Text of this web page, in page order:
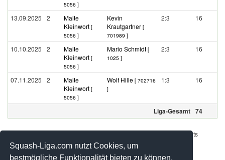
Squash-Liga.com nutzt Cookies, um
bestmögliche Funktionalität bieten zu können.
5056 ]
13.09.2025 2
Malte
Kleinwort [
5056 ]
Kevin
Krautgartner [
701989 ]
2:3 16
10.10.2025 2
Malte
Kleinwort [
5056 ]
Mario Schmidt [
1025 ]
2:3 16
07.11.2025 2
Malte
Kleinwort [
5056 ]
Wolf Hille [ 702716
]
1:3 16
Liga-Gesamt 74
Werbung - Offizielle Pool Partner des deutschen Squashsports